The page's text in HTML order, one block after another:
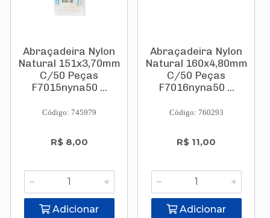
Abraçadeira Nylon
Natural 151x3,70mm
C/50 Peças
F7015nyna50 ...
Código: 745979
R$ 8,00
Adicionar
Abraçadeira Nylon
Natural 160x4,80mm
C/50 Peças
F7016nyna50 ...
Código: 760293
R$ 11,00
Adicionar